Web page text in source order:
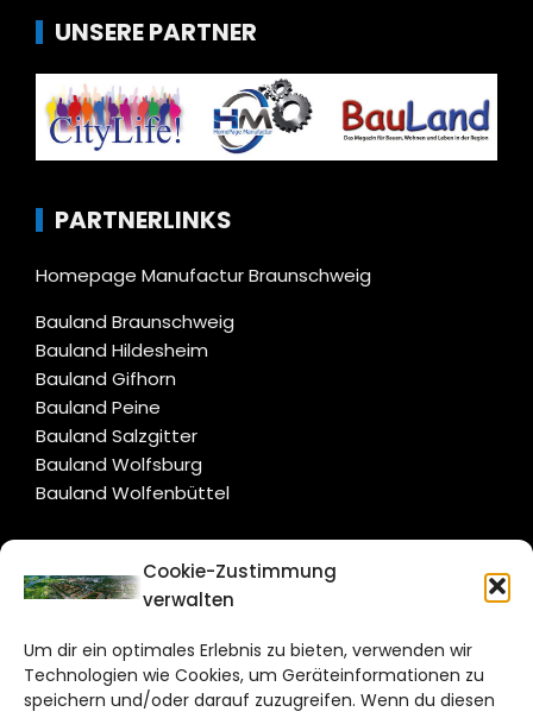
Cookie-Zustimmung
verwalten
Um dir ein optimales Erlebnis zu bieten, verwenden wir
Technologien wie Cookies, um Geräteinformationen zu
speichern und/oder darauf zuzugreifen. Wenn du diesen
UNSERE PARTNER
PARTNERLINKS
Homepage Manufactur Braunschweig
Bauland Braunschweig
Bauland Hildesheim
Bauland Gifhorn
Bauland Peine
Bauland Salzgitter
Bauland Wolfsburg
Bauland Wolfenbüttel
CITYLIFE!
Bruchtorwall 12
38100 Braunschweig